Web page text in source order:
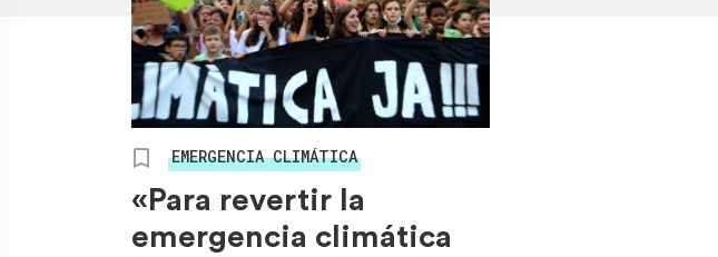
EMERGENCIA CLIMÁTICA
«Para revertir la
emergencia climática